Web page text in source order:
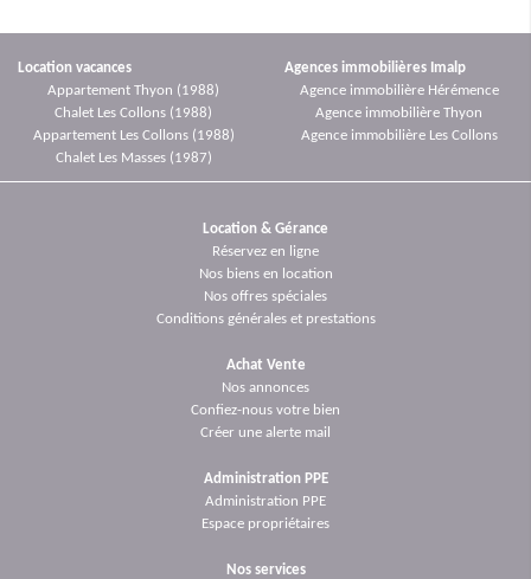
Location vacances
Appartement Thyon (1988)
Chalet Les Collons (1988)
Appartement Les Collons (1988)
Chalet Les Masses (1987)
Agences immobilières Imalp
Agence immobilière Hérémence
Agence immobilière Thyon
Agence immobilière Les Collons
Location & Gérance
Réservez en ligne
Nos biens en location
Nos offres spéciales
Conditions générales et prestations
Achat Vente
Nos annonces
Confiez-nous votre bien
Créer une alerte mail
Administration PPE
Administration PPE
Espace propriétaires
Nos services